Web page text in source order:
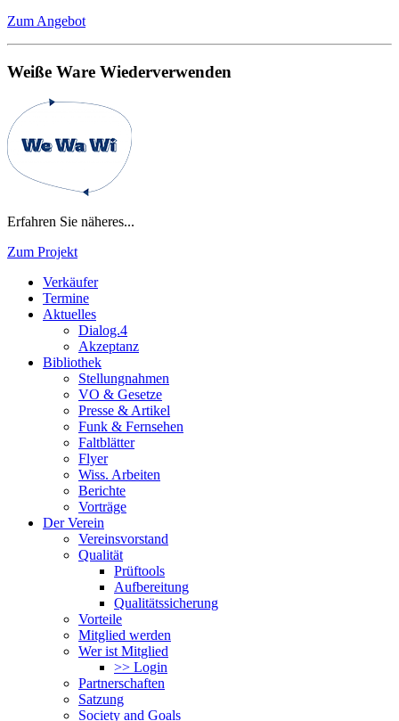
Zum Angebot
Weiße Ware Wiederverwenden
Erfahren Sie näheres...
Zum Projekt
Verkäufer
Termine
Aktuelles
Dialog.4
Akzeptanz
Bibliothek
Stellungnahmen
VO & Gesetze
Presse & Artikel
Funk & Fernsehen
Faltblätter
Flyer
Wiss. Arbeiten
Berichte
Vorträge
Der Verein
Vereinsvorstand
Qualität
Prüftools
Aufbereitung
Qualitätssicherung
Vorteile
Mitglied werden
Wer ist Mitglied
>> Login
Partnerschaften
Satzung
Society and Goals